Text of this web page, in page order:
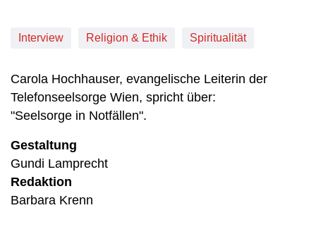
Interview Religion & Ethik Spiritualität
Carola Hochhauser, evangelische Leiterin der
Telefonseelsorge Wien, spricht über:
"Seelsorge in Notfällen".
Gestaltung
Gundi Lamprecht
Redaktion
Barbara Krenn